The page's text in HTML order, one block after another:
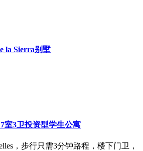
la Sierra别墅
室3卫投资型学生公寓
，步行只需3分钟路程，楼下门卫，